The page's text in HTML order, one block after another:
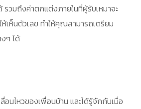
รวมถึงค่าตกแต่งภายในที่ผู้รับเหมาจะ
ห้เห็นตัวเลข ทำให้คุณสามารถเตรียม
ๆ ได้
อนไหวของเพื่อนบ้าน และได้รู้จักกันเมื่อ